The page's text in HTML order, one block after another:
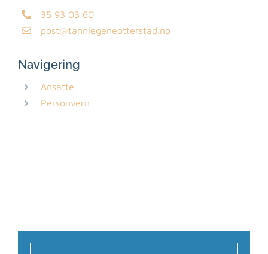
35 93 03 60
post@tannlegeneotterstad.no
Navigering
Ansatte
Personvern